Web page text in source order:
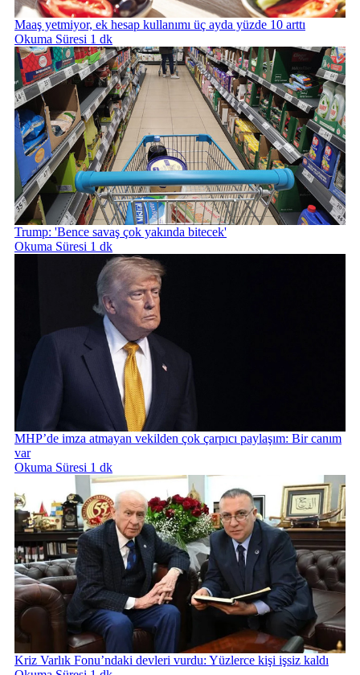
Maaş yetmiyor, ek hesap kullanımı üç ayda yüzde 10 arttı
Okuma Süresi 1 dk
Trump: 'Bence savaş çok yakında bitecek'
Okuma Süresi 1 dk
MHP’de imza atmayan vekilden çok çarpıcı paylaşım: Bir canım
var
Okuma Süresi 1 dk
Kriz Varlık Fonu’ndaki devleri vurdu: Yüzlerce kişi işsiz kaldı